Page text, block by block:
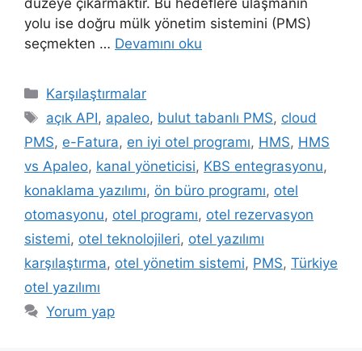
düzeye çıkarmaktır. Bu hedeflere ulaşmanın
yolu ise doğru mülk yönetim sistemini (PMS)
seçmekten … Devamını oku
Kategoriler
Karşılaştırmalar
Etiketler
açık API, apaleo, bulut tabanlı PMS, cloud
PMS, e-Fatura, en iyi otel programı, HMS, HMS
vs Apaleo, kanal yöneticisi, KBS entegrasyonu,
konaklama yazılımı, ön büro programı, otel
otomasyonu, otel programı, otel rezervasyon
sistemi, otel teknolojileri, otel yazılımı
karşılaştırma, otel yönetim sistemi, PMS, Türkiye
otel yazılımı
Yorum yap